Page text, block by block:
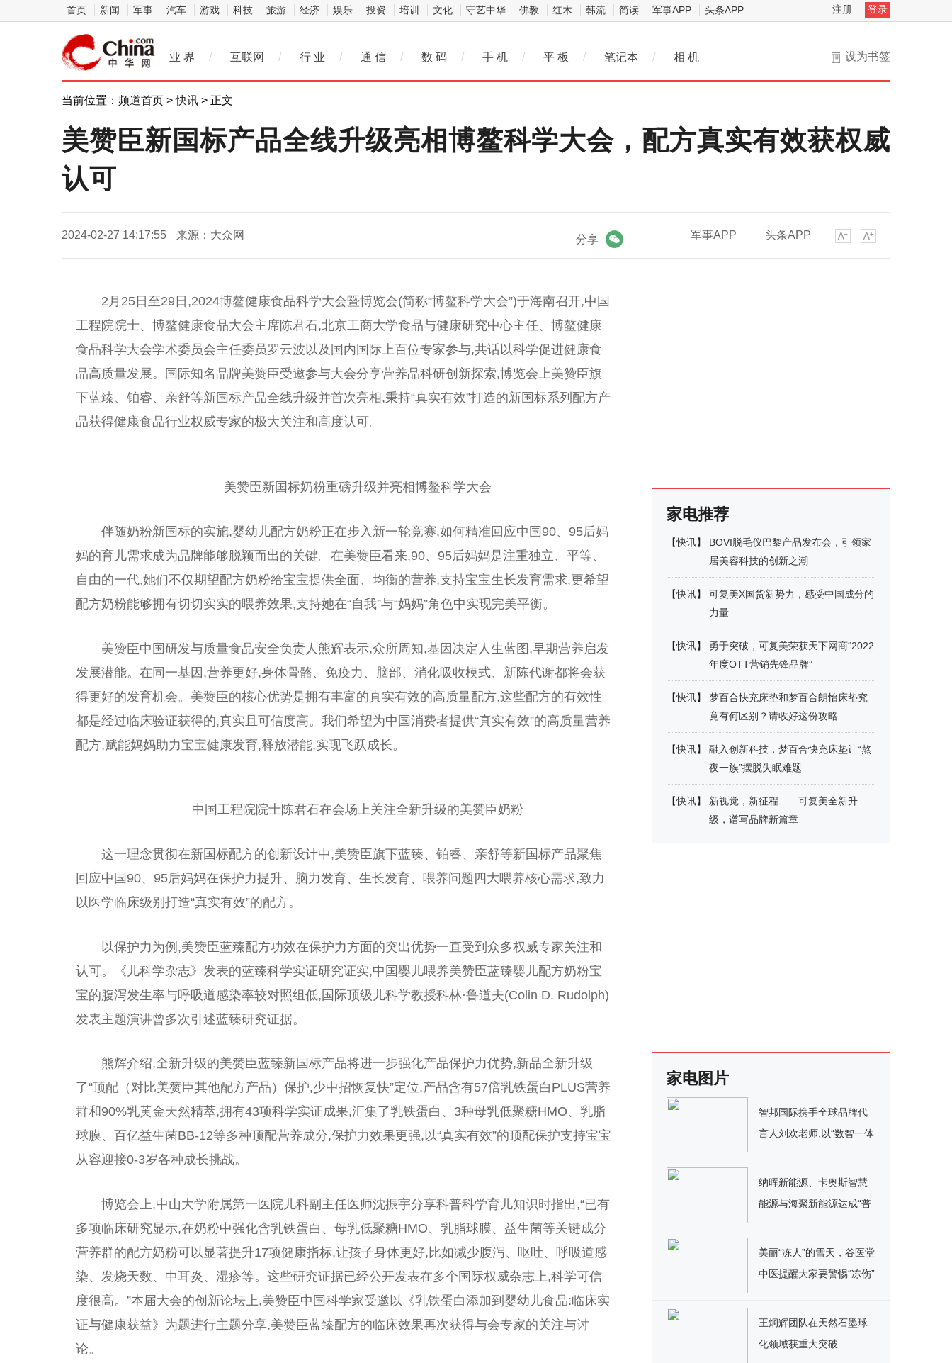
首页 新闻 军事 汽车 游戏 科技 旅游 经济 娱乐 投资 培训 文化 守艺中华 佛教 红木 韩流 简读 军事APP 头条APP 注册 登录
设为书签
业 界 / 互联网 / 行 业 / 通 信 / 数 码 / 手 机 / 平 板 / 笔记本 / 相 机
当前位置： 频道首页 >快讯 > 正文
美赞臣新国标产品全线升级亮相博鳌科学大会，配方真实有效获权威
认可
2024-02-27 14:17:55 来源：大众网 军事APP 头条APP
分享
2月25日至29日,2024博鳌健康食品科学大会暨博览会(简称“博鳌科学大会”)于海南召开,中国
工程院院士、博鳌健康食品大会主席陈君石,北京工商大学食品与健康研究中心主任、博鳌健康
食品科学大会学术委员会主任委员罗云波以及国内国际上百位专家参与,共话以科学促进健康食
品高质量发展。国际知名品牌美赞臣受邀参与大会分享营养品科研创新探索,博览会上美赞臣旗
下蓝臻、铂睿、亲舒等新国标产品全线升级并首次亮相,秉持“真实有效”打造的新国标系列配方产
品获得健康食品行业权威专家的极大关注和高度认可。
美赞臣新国标奶粉重磅升级并亮相博鳌科学大会
伴随奶粉新国标的实施,婴幼儿配方奶粉正在步入新一轮竞赛,如何精准回应中国 90、95后妈
妈的育儿需求成为品牌能够脱颖而出的关键。在美赞臣看来,90、95后妈妈是注重独立 、 平等、
自由的一代,她们不仅期望配方奶粉给宝宝提供全面、均衡的营养,支持宝宝生长发育需求,更希望
配方奶粉能够拥有切切实实的喂养效果,支持她在“自我”与“妈妈”角色中实现完美平衡。
美赞臣中国研发与质量食品安全负责人熊辉表示,众所周知,基因决定人生蓝图,早期营养启发
发展潜能。在同一基因,营养更好,身体骨骼、免疫力、脑部、消化吸收模式、新陈代谢都将会获
得更好的发育机会。美赞臣的核心优势是拥有丰富的真实有效的高质量配方,这些配方的有效性
都是经过临床验证获得的,真实且可信度高。我们希望为中国消费者提供“真实有效”的高质量营养
配方,赋能妈妈助力宝宝健康发育,释放潜能,实现飞跃成长。
中国工程院院士陈君石在会场上关注全新升级的美赞臣奶粉
这一理念贯彻在新国标配方的创新设计中,美赞臣旗下蓝臻、铂睿、亲舒等新国标产品聚焦
回应中国 90、95后妈妈在保护力提升、脑力发育、生长发育、喂养问题四大喂养核心需求,致力
以医学临床级别打造“真实有效”的配方。
以保护力为例,美赞臣蓝臻配方功效在保护力方面的突出优势一直受到众多权威专家关注和
认可。《儿科学杂志》发表的蓝臻科学实证研究证实,中国婴儿喂养美赞臣蓝臻婴儿配方奶粉宝
宝的腹泻发生率与呼吸道感染率较对照组低,国际顶级儿科学教授科林·鲁道夫(Colin D. Rudolph)
发表主题演讲曾多次引述蓝臻研究证据。
熊辉介绍,全新升级的美赞臣蓝臻新国标产品将进一步强化产品保护力优势,新品全新升级
了“顶配（对比美赞臣其他配方产品）保护,少中招恢复快”定位,产品含有57倍乳铁蛋白PLUS营养
群和90%乳黄金天然精萃,拥有43项科学实证成果,汇集了乳铁蛋白、3种母乳低聚糖HMO、乳脂
球膜、百亿益生菌BB-12等多种顶配营养成分,保护力效果更强,以“真实有效”的顶配保护支持宝宝
从容迎接0-3岁各种成长挑战。
博览会上,中山大学附属第一医院儿科副 主任医师沈振宇分享科普科学育儿知识时指出,“已有
多项临床研究显示,在奶粉中强化含乳铁蛋白、母乳低聚糖HMO、乳脂球膜、益生菌等关键成分
营养群的配方奶粉可以显著提升17项健康指标,让孩子身体更好,比如减少腹泻、呕吐、呼吸道感
染、发烧天数、中耳炎、湿疹等。这些研究证据已经公开发表在多个国际权威杂志上,科学可信
度很高。”本届大会的创新论坛上,美赞臣中国科学家受邀以《乳铁蛋白添加到婴幼儿食品:临床实
证与健康获益》为题进行主题分享,美赞臣蓝臻配方的临床效果再次获得与会专家的关注与讨
论。
家电推荐
【快讯】
BOVI脱毛仪巴黎产品发布会，引领家
居美容科技的创新之潮
【快讯】
可复美X国货新势力，感受中国成分的
力量
【快讯】
勇于突破，可复美荣获天下网商“2022
年度OTT营销先锋品牌”
【快讯】
梦百合快充床垫和梦百合朗怡床垫究
竟有何区别？请收好这份攻略
【快讯】
融入创新科技，梦百合快充床垫让“熬
夜一族”摆脱失眠难题
【快讯】
新视觉，新征程——可复美全新升
级，谱写品牌新篇章
家电图片
智邦国际携手全球品牌代
言人刘欢老师,以“数智一体
纳晖新能源、卡奥斯智慧
能源与海聚新能源达成“普
合作，共同加速用户侧市
场战略布局！
美丽“冻人”的雪天，谷医堂
中医提醒大家要警惕“冻伤”
王炯辉团队在天然石墨球
化领域获重大突破